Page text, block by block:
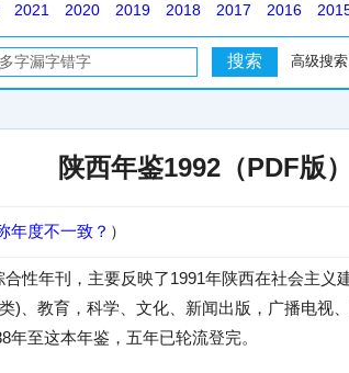
2021 2020 2019 2018 2017 2016
高级搜索
陕西年鉴1992（PDF版）
年度不一致？ ）
性年刊，主要反映了1991年陕西在社会主
)、教育，科学、文化、新闻出版，广播电视
至这本年鉴，五年已轮流登完。